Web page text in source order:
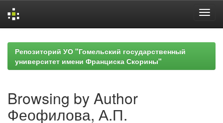
navigationРепозиторий УО "Гомельский государственный
университет имени Франциска Скорины"
Browsing by Author
Феофилова, А.П.